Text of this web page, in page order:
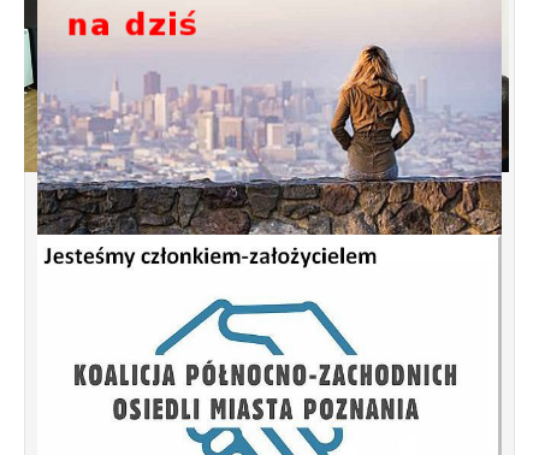
Spotkanie informacyjne w sprawie
budowy ulic Łebska, Łagowska,
Kociewska, Żukowska